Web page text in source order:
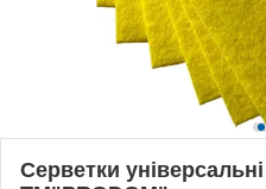
Серветки